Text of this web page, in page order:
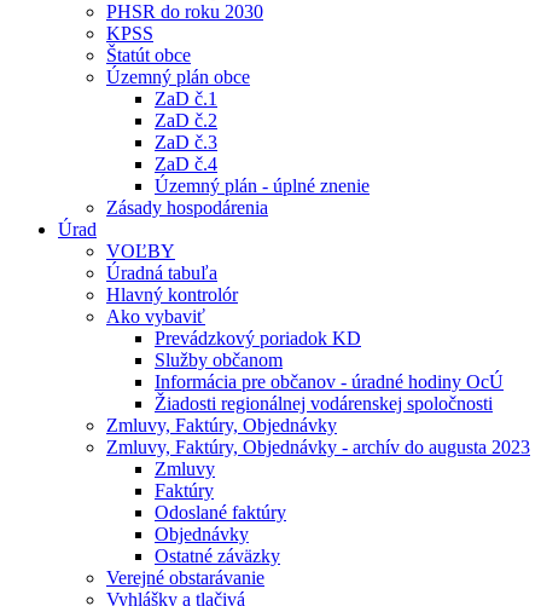
PHSR do roku 2030
KPSS
Štatút obce
Územný plán obce
ZaD č.1
ZaD č.2
ZaD č.3
ZaD č.4
Územný plán - úplné znenie
Zásady hospodárenia
Úrad
VOĽBY
Úradná tabuľa
Hlavný kontrolór
Ako vybaviť
Prevádzkový poriadok KD
Služby občanom
Informácia pre občanov - úradné hodiny OcÚ
Žiadosti regionálnej vodárenskej spoločnosti
Zmluvy, Faktúry, Objednávky
Zmluvy, Faktúry, Objednávky - archív do augusta 2023
Zmluvy
Faktúry
Odoslané faktúry
Objednávky
Ostatné záväzky
Verejné obstarávanie
Vyhlášky a tlačivá